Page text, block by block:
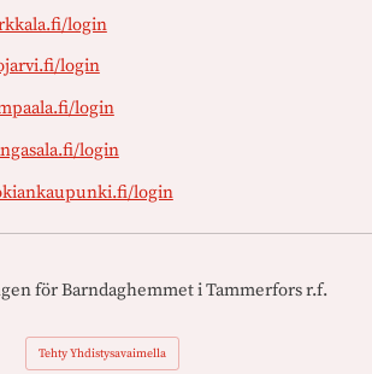
login
login
login
login
login
för Barndaghemmet i Tammerfors r.f.
Tehty Yhdistysavaimella